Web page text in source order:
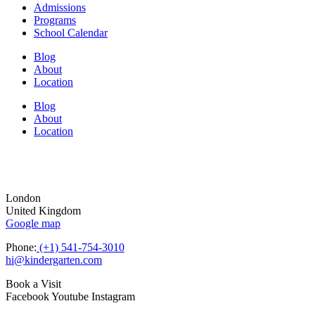
Admissions
Programs
School Calendar
Blog
About
Location
Blog
About
Location
London
United Kingdom
Google map
Phone: (+1) 541-754-3010
hi@kindergarten.com
Book a Visit
FacebookYoutube Instagram